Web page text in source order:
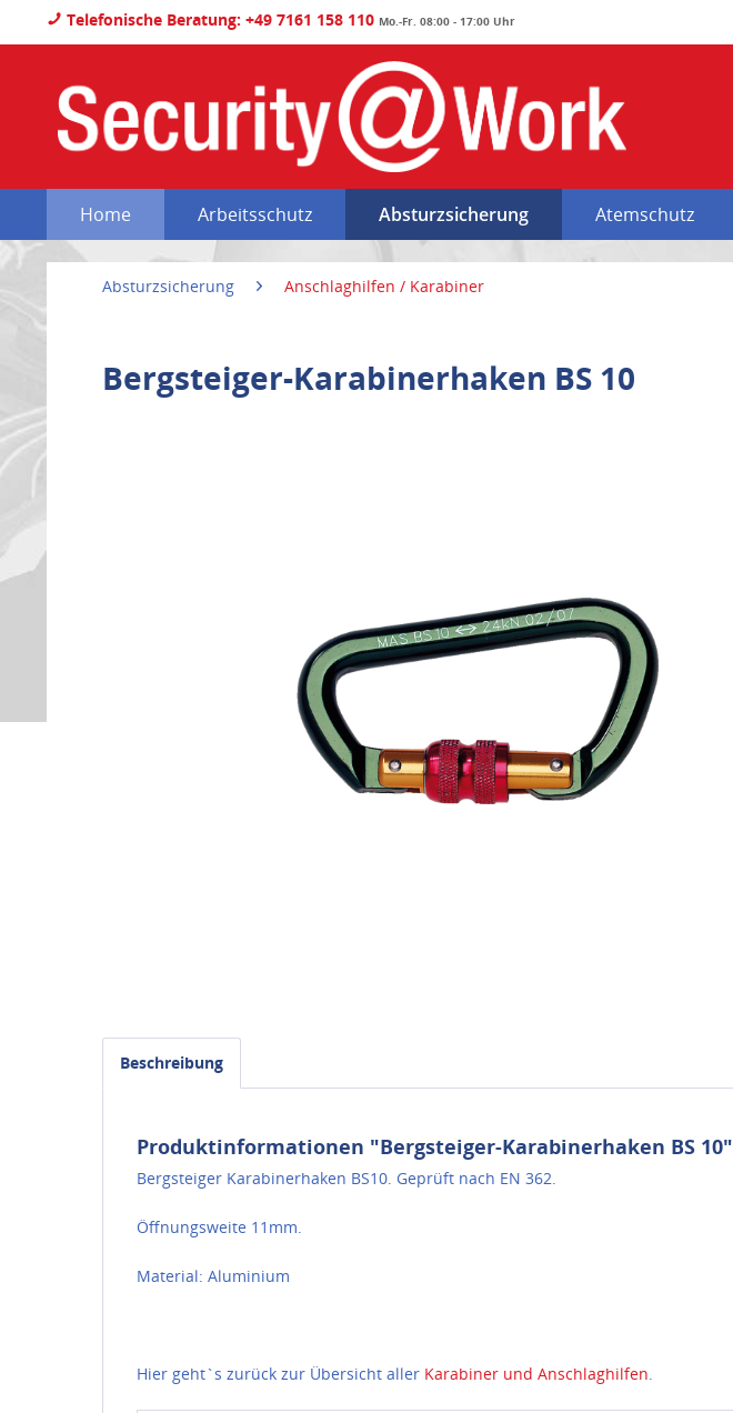
Telefonische Beratung: +49 7161 158 110 Mo.-Fr. 08:00 - 17:00 Uhr
Home Arbeitsschutz Absturzsicherung Atemschutz
Absturzsicherung Anschlaghilfen / Karabiner
Bergsteiger-Karabinerhaken BS 10
Beschreibung
Produktinformationen "Bergsteiger-Karabinerhaken BS 10"
Bergsteiger Karabinerhaken BS10. Geprüft nach EN 362.
Öffnungsweite 11mm.
Material: Aluminium
Hier geht`s zurück zur Übersicht aller Karabiner und Anschlaghilfen.